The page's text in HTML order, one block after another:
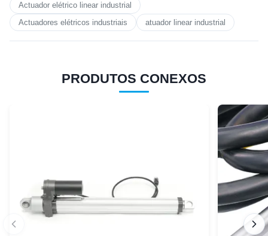
Actuador elétrico linear industrial
Actuadores elétricos industriais
atuador linear industrial
PRODUTOS CONEXOS